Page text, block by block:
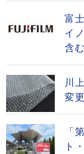
富
イ
含
川
変
「
ト